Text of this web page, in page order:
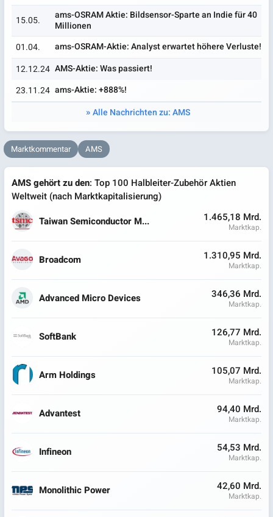
15.05.
ams-OSRAM Aktie: Bildsensor-Sparte an Indie für 40
Millionen
01.04.
ams-OSRAM-Aktie: Analyst erwartet höhere Verluste!
12.12.24 AMS-Aktie: Was passiert!
23.11.24 ams-Aktie: +888%!
Alle Nachrichten zu: AMS
Marktkommentar AMS
AMS gehört zu den: Top 100 Halbleiter-Zubehör Aktien
Weltweit (nach Marktkapitalisierung)
Taiwan Semiconductor M...
1.465,18 Mrd.
Marktkap.
Broadcom 1.310,95 Mrd.
Marktkap.
Advanced Micro Devices 346,36 Mrd.
Marktkap.
SoftBank 126,77 Mrd.
Marktkap.
Arm Holdings 105,07 Mrd.
Marktkap.
Advantest 94,40 Mrd.
Marktkap.
Infineon 54,53 Mrd.
Marktkap.
Monolithic Power 42,60 Mrd.
Marktkap.